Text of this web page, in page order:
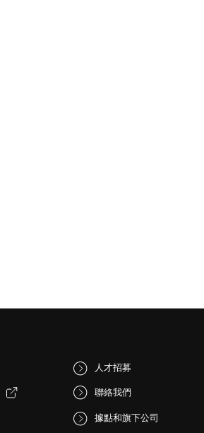
人才招募
聯絡我們
據點和旗下公司